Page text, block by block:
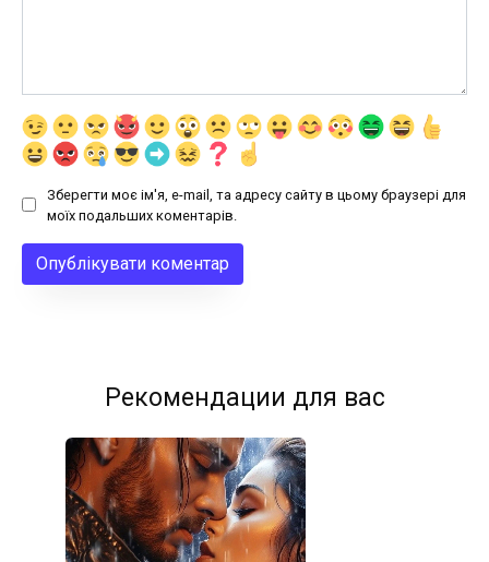
Зберегти моє ім'я, e-mail, та адресу сайту в цьому браузері для
моїх подальших коментарів.
Рекомендации для вас